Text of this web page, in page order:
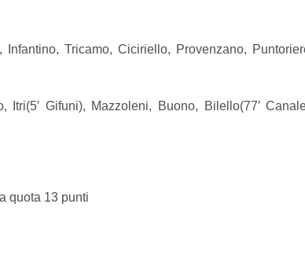
Tricamo, Ciciriello, Provenzano,
Gifuni), Mazzoleni, Buono, Bilello(77′
quota 13 punti